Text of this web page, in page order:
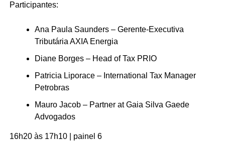
Participantes:
Ana Paula Saunders – Gerente-Executiva
Tributária AXIA Energia
Diane Borges – Head of Tax PRIO
Patricia Liporace – International Tax Manager
Petrobras
Mauro Jacob – Partner at Gaia Silva Gaede
Advogados
16h20 às 17h10 | painel 6